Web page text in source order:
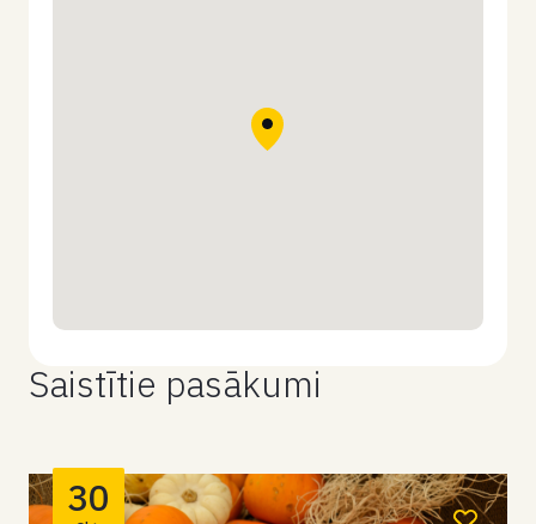
Saistītie pasākumi
30